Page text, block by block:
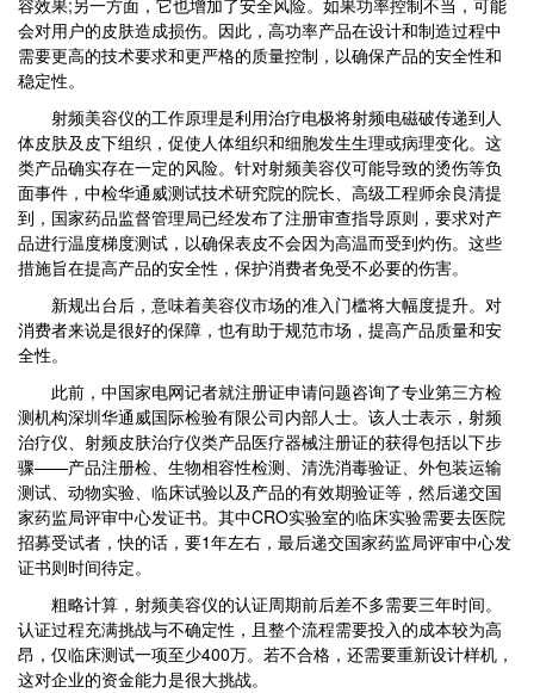
容效果;另一方面，它也增加了安全风险。如果功率控制不当，可能
会对用户的皮肤造成损伤。因此，高功率产品在设计和制造过程中
需要更高的技术要求和更严格的质量控制，以确保产品的安全性和
稳定性。
射频美容仪的工作原理是利用治疗电极将射频电磁破传递到人
体皮肤及皮下组织，促使人体组织和细胞发生生理或病理变化。这
类产品确实存在一定的风险。针对射频美容仪可能导致的烫伤等负
面事件，中检华通威测试技术研究院的院长、高级工程师余良清提
到，国家药品监督管理局已经发布了注册审查指导原则，要求对产
品进行温度梯度测试，以确保表皮不会因为高温而受到灼伤。这些
措施旨在提高产品的安全性，保护消费者免受不必要的伤害。
新规出台后，意味着美容仪市场的准入门槛将大幅度提升。对
消费者来说是很好的保障，也有助于规范市场，提高产品质量和安
全性。
此前，中国家电网记者就注册证申请问题咨询了专业第三方检
测机构深圳华通威国际检验有限公司内部人士。该人士表示，射频
治疗仪、射频皮肤治疗仪类产品医疗器械注册证的获得包括以下步
骤——产品注册检、生物相容性检测、清洗消毒验证、外包装运输
测试、动物实验、临床试验以及产品的有效期验证等，然后递交国
家药监局评审中心发证书。其中CRO实验室的临床实验需要去医院
招募受试者，快的话，要1年左右，最后递交国家药监局评审中心发
证书则时间待定。
粗略计算，射频美容仪的认证周期前后差不多需要三年时间。
认证过程充满挑战与不确定性，且整个流程需要投入的成本较为高
昂，仅临床测试一项至少400万。若不合格，还需要重新设计样机，
这对企业的资金能力是很大挑战。